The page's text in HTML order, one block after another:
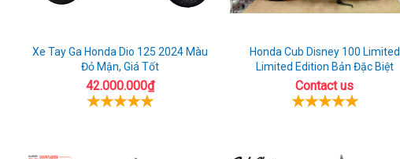
Xe Tay Ga Honda Dio 125 2024 Màu
Đỏ Mận, Giá Tốt
42.000.000₫
Honda Cub Disney 100 Limited
Limited Edition Bản Đặc Biệt
Contact us